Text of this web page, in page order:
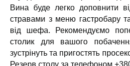
Вина буде легко доповнити
стравами з меню гастробару
від шефа. Рекомендуємо
столик для вашого
зустрінуть та пригостять
Резерв столу за телефоном